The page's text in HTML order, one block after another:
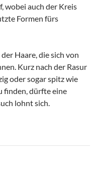
wobei auch der Kreis
Formen fürs
der Haare, die sich von
Kurz nach der Rasur
oder sogar spitz wie
finden, dürfte eine
lohnt sich.